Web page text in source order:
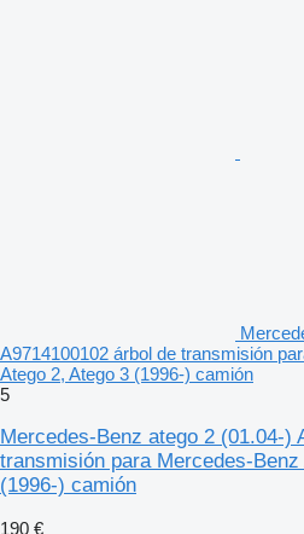
A9714100102 árbol de transmisión
Atego 2, Atego 3 (1996-) camión
5
Mercedes-Benz atego 2 (01.04-)
transmisión para Mercedes-
(1996-) camión
190 €